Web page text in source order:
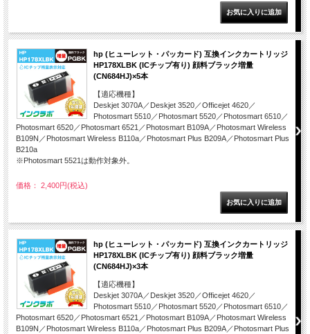
hp (ヒューレット・パッカード) 互換インクカートリッジ
HP178XLBK (ICチップ有り) 顔料ブラック増量
(CN684HJ)×5本
【適応機種】
Deskjet 3070A／Deskjet 3520／Officejet 4620／
Photosmart 5510／Photosmart 5520／Photosmart 6510／
Photosmart 6520／Photosmart 6521／Photosmart B109A／Photosmart Wireless
B109N／Photosmart Wireless B110a／Photosmart Plus B209A／Photosmart Plus
B210a
※Photosmart 5521は動作対象外。
価格： 2,400円(税込)
hp (ヒューレット・パッカード) 互換インクカートリッジ
HP178XLBK (ICチップ有り) 顔料ブラック増量
(CN684HJ)×3本
【適応機種】
Deskjet 3070A／Deskjet 3520／Officejet 4620／
Photosmart 5510／Photosmart 5520／Photosmart 6510／
Photosmart 6520／Photosmart 6521／Photosmart B109A／Photosmart Wireless
B109N／Photosmart Wireless B110a／Photosmart Plus B209A／Photosmart Plus